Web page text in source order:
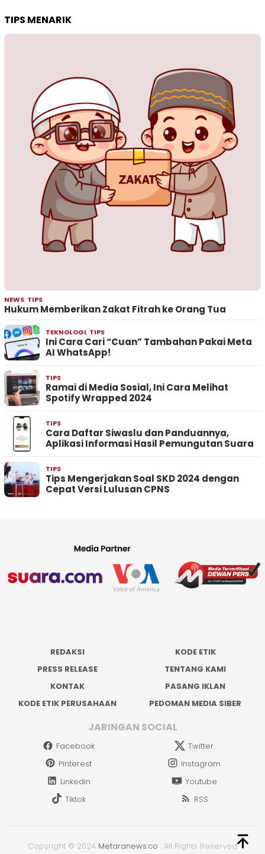
TIPS MENARIK
NEWS, TIPS
Hukum Memberikan Zakat Fitrah ke Orang Tua
TEKNOLOGI, TIPS
Ini Cara Cari “Cuan” Tambahan Pakai Meta
AI WhatsApp!
TIPS
Ramai di Media Sosial, Ini Cara Melihat
Spotify Wrapped 2024
TIPS
Cara Daftar Siwaslu dan Panduannya,
Aplikasi Informasi Hasil Pemungutan Suara
TIPS
Tips Mengerjakan Soal SKD 2024 dengan
Cepat Versi Lulusan CPNS
REDAKSI
KODE ETIK
PRESS RELEASE
TENTANG KAMI
KONTAK
PASANG IKLAN
KODE ETIK PERUSAHAAN
PEDOMAN MEDIA SIBER
JARINGAN SOCIAL
Facebook
Twitter
Pinterest
Instagram
Linkedin
Youtube
Tiktok
RSS
Copyright © 2024 Metaranews.co . All Rights Reserved